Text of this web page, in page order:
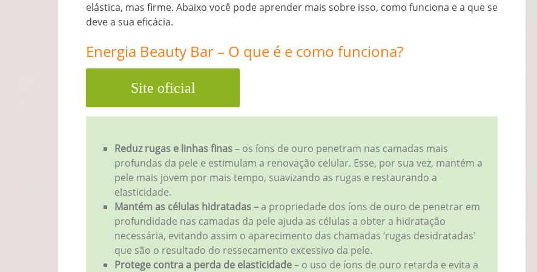
elástica, mas firme. Abaixo você pode aprender mais sobre isso, como funciona e a que se
deve a sua eficácia.
Energia Beauty Bar – O que é e como funciona?
Site oficial
Reduz rugas e linhas finas– os íons de ouro penetram nas camadas mais
profundas da pele e estimulam a renovação celular. Esse, por sua vez, mantém a
pele mais jovem por mais tempo, suavizando as rugas e restaurando a
elasticidade.
Mantém as células hidratadas –a propriedade dos íons de ouro de penetrar em
profundidade nas camadas da pele ajuda as células a obter a hidratação
necessária, evitando assim o aparecimento das chamadas ‘rugas desidratadas’
que são o resultado do ressecamento excessivo da pele.
Protege contra a perda de elasticidade– o uso de íons de ouro retarda e evita a